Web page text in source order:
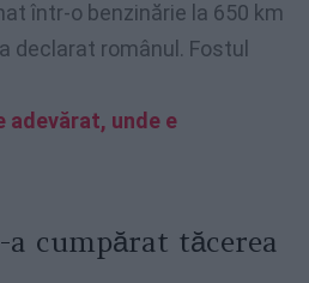
într-o benzinărie la 650 km
declarat românul. Fostul
adevărat, unde e
cumpărat tăcerea